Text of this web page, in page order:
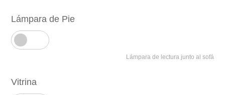
Lámpara de Pie
Lámpara de lectura junto al sofá
Vitrina